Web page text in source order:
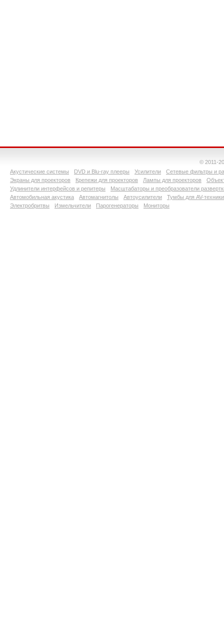
© 2011-
Акустические системы
DVD и Blu-ray плееры Усилители
Сетевые фильтры и
Экраны для проекторов
Крепежи для проекторов Лампы для проекторов
Удлинители интерфейсов и репитеры
Масштабаторы и преобразователи
Автомобильная акустика
Автомагнитолы Автоусилители
Тумбы для AV-техники
Электробритвы
Измельчители Парогенераторы Мониторы